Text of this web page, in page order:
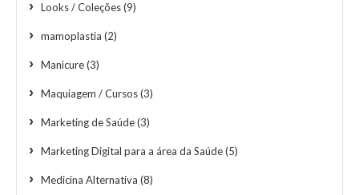
Looks / Coleções(9)
mamoplastia (2)
Manicure(3)
Maquiagem / Cursos(3)
Marketing de Saúde(3)
Marketing Digital para a área da Saúde(5)
Medicina Alternativa (8)